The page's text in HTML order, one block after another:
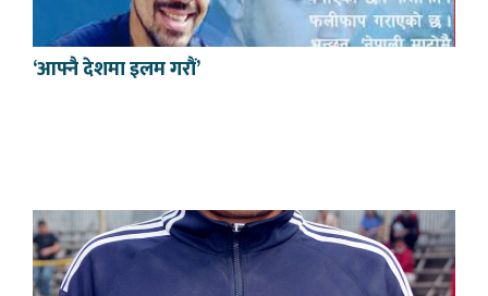
‘आफ्नै देशमा इलम गरौं’